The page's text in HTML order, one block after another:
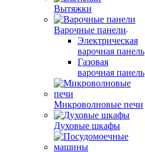
Вытяжки
Варочные панели
Электрическая
варочная панель
Газовая
варочная панель
Микроволновые печи
Духовые шкафы